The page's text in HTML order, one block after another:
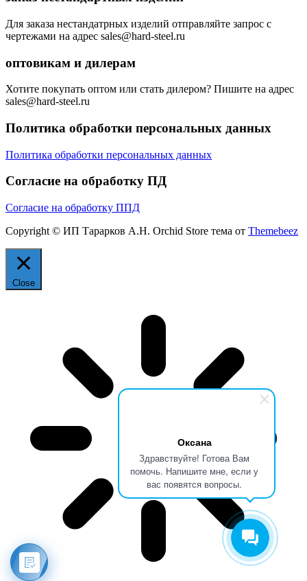
Оксана
Здравствуйте! Готова Вам
помочь. Напишите мне, если у
вас появятся вопросы.
Для заказа нестандатрных изделий отправляйте запрос с
чертежами на адрес sales@hard-steel.ru
оптовикам и дилерам
Хотите покупать оптом или стать дилером? Пишите на адрес
sales@hard-steel.ru
Политика обработки персональных данных
Политика обработки персональных данных
Согласие на обработку ПД
Согласие на обработку ППД
Copyright © ИП Тарарков А.Н. Orchid Store тема от Themebeez
Close